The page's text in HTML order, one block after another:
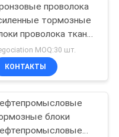
проволока
тормозные
проволока ткань
блок
для нефтяных
MOQ:30 шт.
КОНТАКТЫ
блоки